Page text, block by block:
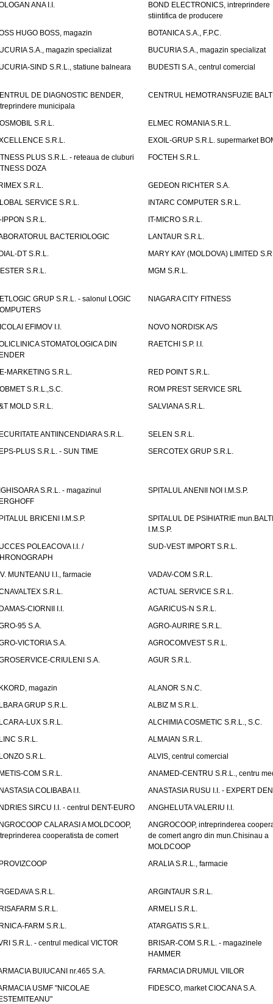
ANA I.I.
BOND ELECTRONICS, intreprindere
stiintifica de producere
HUGO BOSS, magazin
BOTANICA S.A., F.P.C.
S.A., magazin specializat
BUCURIA S.A., magazin specializat
SIND S.R.L., statiune balneara
BUDESTI S.A., centrul comercial
DE DIAGNOSTIC BENDER,
municipala
CENTRUL HEMOTRANSFUZIE
S.R.L.
ELMEC ROMANIA S.R.L.
S.R.L.
EXOIL-GRUP S.R.L. supermarket
PLUS S.R.L. - reteaua de cluburi
DOZA
FOCTEH S.R.L.
S.R.L.
GEDEON RICHTER S.A.
SERVICE S.R.L.
INTARC COMPUTER S.R.L.
IPPON S.R.L.
IT-MICRO S.R.L.
BACTERIOLOGIC
LANTAUR S.R.L.
DT S.R.L.
MARY KAY (MOLDOVA) LIMITED
S.R.L.
MGM S.R.L.
GRUP S.R.L. - salonul LOGIC
NIAGARA CITY FITNESS
EFIMOV I.I.
NOVO NORDISK A/S
STOMATOLOGICA DIN
RAETCHI S.P. I.I.
MARKETING S.R.L.
RED POINT S.R.L.
S.R.L.,S.C.
ROM PREST SERVICE SRL
MOLD S.R.L.
SALVIANA S.R.L.
ANTIINCENDIARA S.R.L.
SELEN S.R.L.
PLUS S.R.L. - SUN TIME
SERCOTEX GRUP S.R.L.
S.R.L. - magazinul
SPITALUL ANENII NOI I.M.S.P.
BRICENI I.M.S.P.
SPITALUL DE PSIHIATRIE mun.BALTI
I.M.S.P.
POLEACOVA I.I. /
SUD-VEST IMPORT S.R.L.
MUNTEANU I.I., farmacie
VADAV-COM S.R.L.
S.R.L.
ACTUAL SERVICE S.R.L.
CIORNII I.I.
AGARICUS-N S.R.L.
95 S.A.
AGRO-AURIRE S.R.L.
VICTORIA S.A.
AGROCOMVEST S.R.L.
CRIULENI S.A.
AGUR S.R.L.
magazin
ALANOR S.N.C.
GRUP S.R.L.
ALBIZ M S.R.L.
LUX S.R.L.
ALCHIMIA COSMETIC S.R.L., S.C.
S.R.L.
ALMAIAN S.R.L.
S.R.L.
ALVIS, centrul comercial
COM S.R.L.
ANAMED-CENTRU S.R.L., centru
COLIBABA I.I.
ANASTASIA RUSU I.I. - EXPERT
SIRCU I.I. - centrul DENT-EURO
ANGHELUTA VALERIU I.I.
CALARASI A MOLDCOOP,
cooperatista de comert
ANGROCOOP, intreprinderea
de comert angro din mun.Chisinau a
MOLDCOOP
ARALIA S.R.L., farmacie
S.R.L.
ARGINTAUR S.R.L.
S.R.L.
ARMELI S.R.L.
FARM S.R.L.
ATARGATIS S.R.L.
S.R.L. - centrul medical VICTOR
BRISAR-COM S.R.L. - magazinele
HAMMER
BUIUCANI nr.465 S.A.
FARMACIA DRUMUL VIILOR
USMF "NICOLAE
FIDESCO, market CIOCANA S.A.